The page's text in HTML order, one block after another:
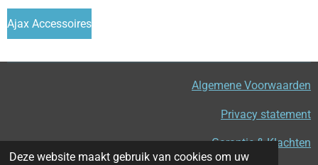
Deze website maakt gebruik van cookies om uw
Ajax Accessoires
Algemene Voorwaarden
Privacy statement
Garantie & Klachten